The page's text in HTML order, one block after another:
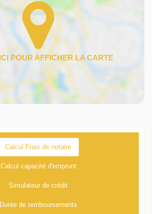
Calcul Frais de notaire
Calcul capacité d'emprunt
Simulateur de crédit
Durée de remboursements